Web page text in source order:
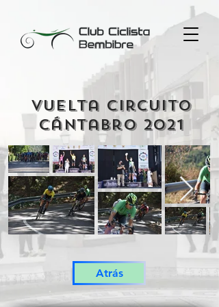
vuelta circuito
cántabro 2021
Atrás